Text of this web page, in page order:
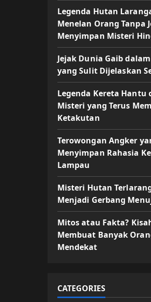
Legenda Hutan
Menelan Orang Tanpa
Menyimpan Misteri
Jejak Dunia Gaib
yang Sulit Dijelaskan
Legenda Kereta Hantu
Misteri yang Terus
Ketakutan
Terowongan Angker
Menyimpan Rahasia
Lampau
Misteri Hutan
Menjadi Gerbang
Mitos atau Fakta?
Membuat Banyak
Mendekat
CATEGORIES